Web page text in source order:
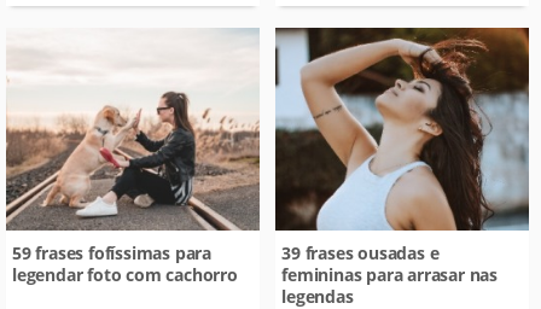
59 frases fofíssimas para
legendar foto com cachorro
39 frases ousadas e
femininas para arrasar nas
legendas